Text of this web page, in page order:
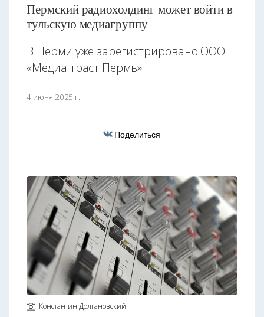
Пермский радиохолдинг может войти в
тульскую медиагруппу
В Перми уже зарегистрировано ООО
«Медиа траст Пермь»
4 июня 2025 г.
Поделиться
Константин Долгановский